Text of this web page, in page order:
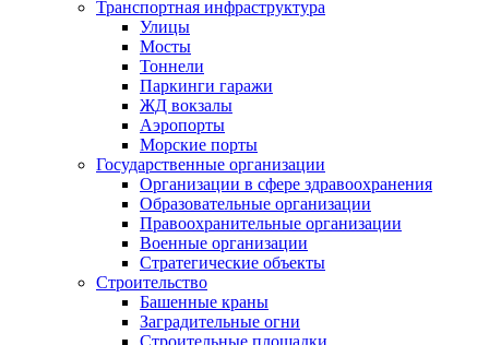
Транспортная инфраструктура
Улицы
Мосты
Тоннели
Паркинги гаражи
ЖД вокзалы
Аэропорты
Морские порты
Государственные организации
Организации в сфере здравоохранения
Образовательные организации
Правоохранительные организации
Военные организации
Стратегические объекты
Строительство
Башенные краны
Заградительные огни
Строительные площадки